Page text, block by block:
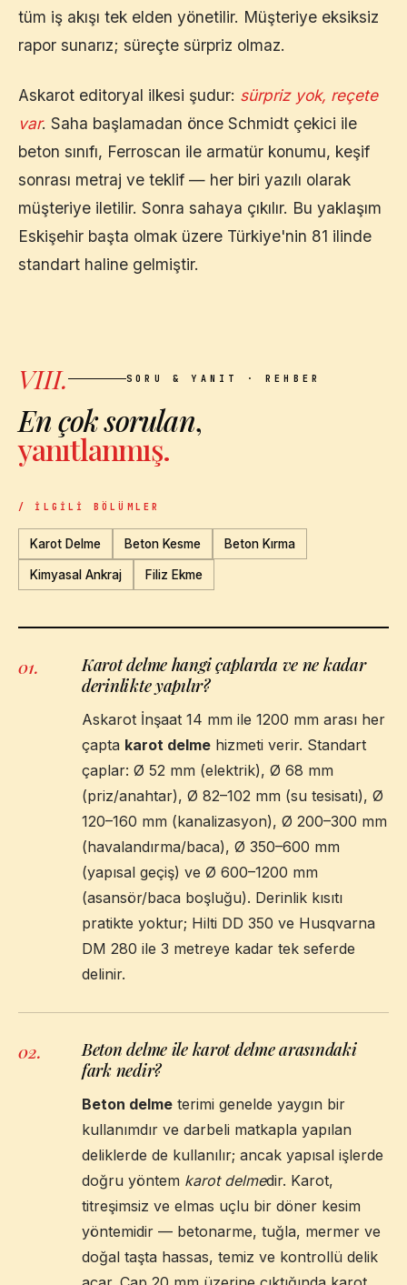
tüm iş akışı tek elden yönetilir. Müşteriye eksiksiz
rapor sunarız; süreçte sürpriz olmaz.
Askarot editoryal ilkesi şudur: sürpriz yok, reçete
var. Saha başlamadan önce Schmidt çekici ile
beton sınıfı, Ferroscan ile armatür konumu, keşif
sonrası metraj ve teklif — her biri yazılı olarak
müşteriye iletilir. Sonra sahaya çıkılır. Bu yaklaşım
Eskişehir başta olmak üzere Türkiye'nin 81 ilinde
standart haline gelmiştir.
VIII. SORU & YANIT · REHBER
En çok sorulan,
yanıtlanmış.
/ İLGILI BÖLÜMLER
Karot Delme Beton Kesme Beton Kırma
Kimyasal Ankraj Filiz Ekme
01.
Karot delme hangi çaplarda ve ne kadar
derinlikte yapılır?
Askarot İnşaat 14 mm ile 1200 mm arası her
çapta karot delme hizmeti verir. Standart
çaplar: Ø 52 mm (elektrik), Ø 68 mm
(priz/anahtar), Ø 82–102 mm (su tesisatı), Ø
120–160 mm (kanalizasyon), Ø 200–300 mm
(havalandırma/baca), Ø 350–600 mm
(yapısal geçiş) ve Ø 600–1200 mm
(asansör/baca boşluğu). Derinlik kısıtı
pratikte yoktur; Hilti DD 350 ve Husqvarna
DM 280 ile 3 metreye kadar tek seferde
delinir.
02.
Beton delme ile karot delme arasındaki
fark nedir?
Beton delme terimi genelde yaygın bir
kullanımdır ve darbeli matkapla yapılan
deliklerde de kullanılır; ancak yapısal işlerde
doğru yöntem karot delmedir. Karot,
titreşimsiz ve elmas uçlu bir döner kesim
yöntemidir — betonarme, tuğla, mermer ve
doğal taşta hassas, temiz ve kontrollü delik